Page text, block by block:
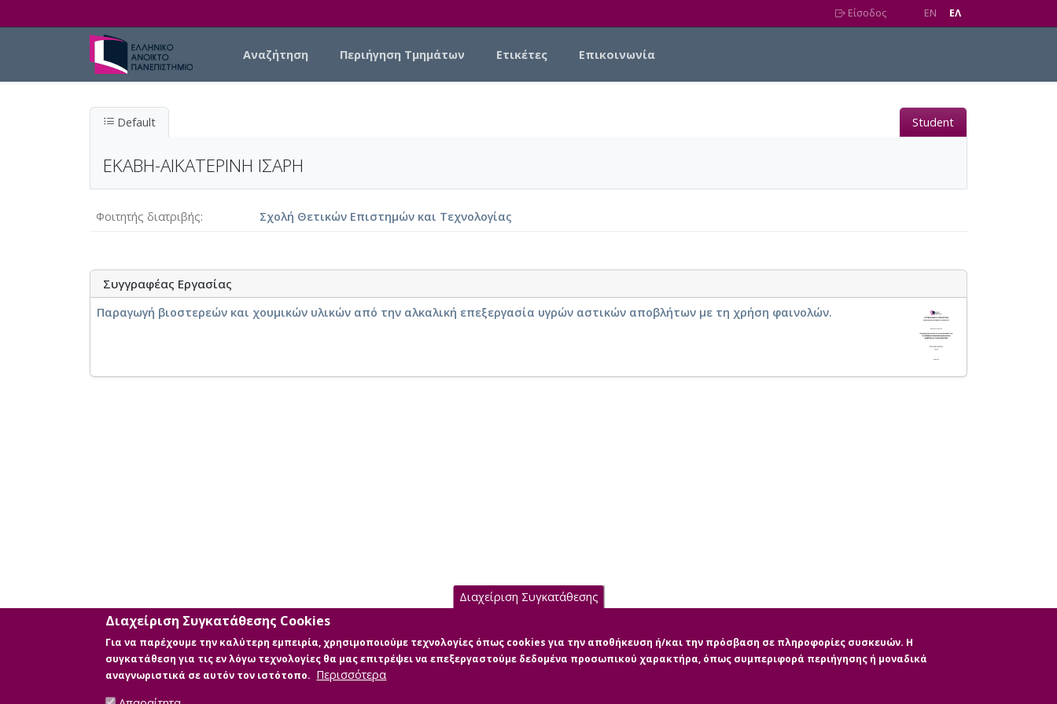
Είσοδος EN EΛ
Αναζήτηση Περιήγηση Τμημάτων Ετικέτες Επικοινωνία
Default Student
ΕΚΑΒΗ-ΑΙΚΑΤΕΡΙΝΗ ΙΣΑΡΗ
Φοιτητής διατριβής Σχολή Θετικών Επιστημών και Τεχνολογίας
Συγγραφέας Εργασίας
Παραγωγή βιοστερεών και χουμικών υλικών από την αλκαλική επεξεργασία υγρών αστικών αποβλήτων με τη χρήση φαινολών.
Διαχείριση Συγκατάθεσης
Διαχείριση Συγκατάθεσης Cookies
Για να παρέχουμε την καλύτερη εμπειρία, χρησιμοποιούμε τεχνολογίες όπως cookies για την αποθήκευση ή/και την πρόσβαση σε πληροφορίες συσκευών. Η
συγκατάθεση για τις εν λόγω τεχνολογίες θα μας επιτρέψει να επεξεργαστούμε δεδομένα προσωπικού χαρακτήρα, όπως συμπεριφορά περιήγησης ή μοναδικά
αναγνωριστικά σε αυτόν τον ιστότοπο. Περισσότερα